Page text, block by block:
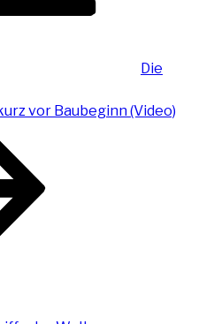
Die
vor Baubeginn (Video)